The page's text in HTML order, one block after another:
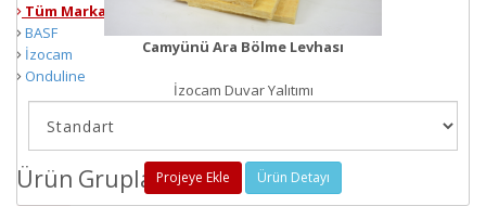
Tüm Markalar
BASF
İzocam
Onduline
Ürün Grupları
Camyünü Ara Bölme Levhası
İzocam Duvar Yalıtımı
Projeye Ekle Ürün Detayı